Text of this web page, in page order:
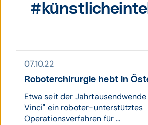
07.10.22
Roboter­chirurgie hebt in
Etwa seit der
Vinci" ein roboter-unterstütztes
Operationsverfahren für ...